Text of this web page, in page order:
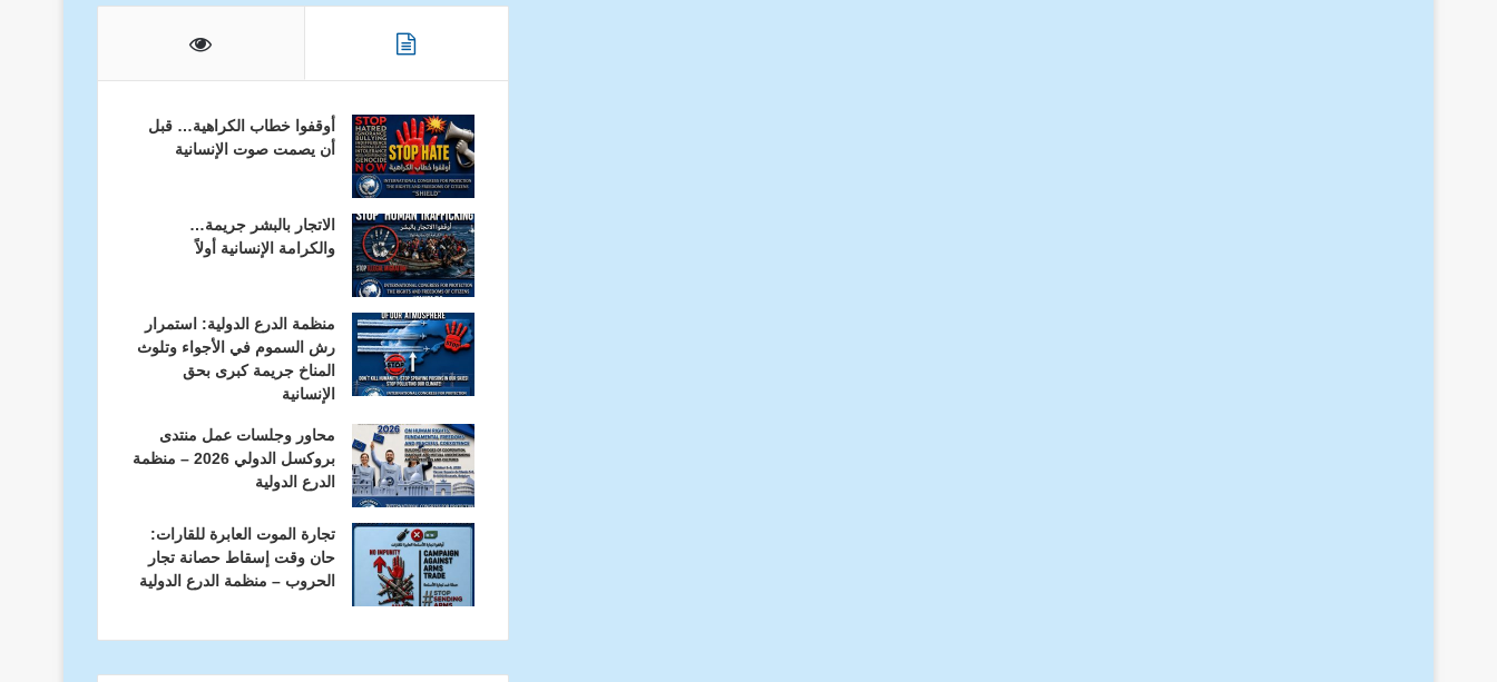
أوقفوا خطاب الكراهية… قبل
أن يصمت صوت الإنسانية
الاتجار بالبشر جريمة…
والكرامة الإنسانية أولاً
منظمة الدرع الدولية: استمرار
رش السموم في الأجواء وتلوث
المناخ جريمة كبرى بحق
الإنسانية
محاور وجلسات عمل منتدى
بروكسل الدولي 2026 – منظمة
الدرع الدولية
تجارة الموت العابرة للقارات:
حان وقت إسقاط حصانة تجار
الحروب – منظمة الدرع الدولية